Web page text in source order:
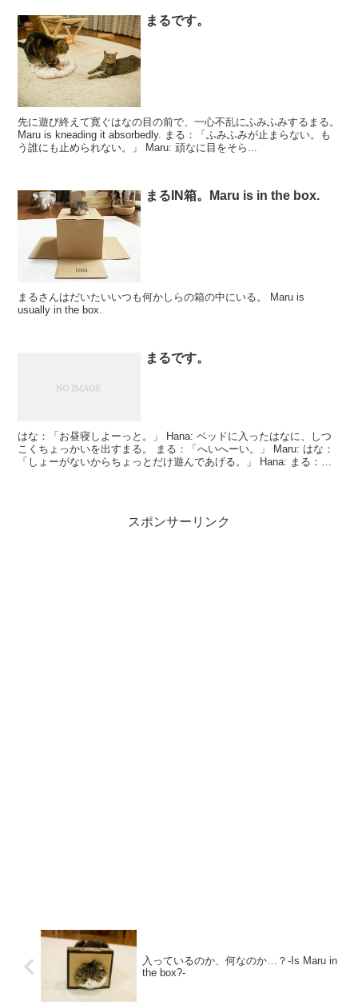
まるです。
先に遊び終えて寛ぐはなの目の前で、一心不乱にふみふみするまる。
Maru is kneading it absorbedly. まる：「ふみふみが止まらない。も
う誰にも止められない。」 Maru: 頑なに目をそら...
まるIN箱。Maru is in the box.
まるさんはだいたいいつも何かしらの箱の中にいる。 Maru is
usually in the box.
まるです。
はな：「お昼寝しよーっと。」 Hana: ベッドに入ったはなに、しつ
こくちょっかいを出すまる。 まる：「へいへーい。」 Maru: はな：
「しょーがないからちょっとだけ遊んであげる。」 Hana: まる：
スポンサーリンク
入っているのか、何なのか…？-Is Maru in
the box?-